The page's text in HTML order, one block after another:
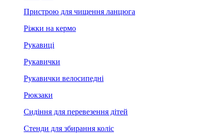
Пристрою для чищення ланцюга
Ріжки на кермо
Рукавиці
Рукавички
Рукавички велосипедні
Рюкзаки
Сидіння для перевезення дітей
Стенди для збирання коліс